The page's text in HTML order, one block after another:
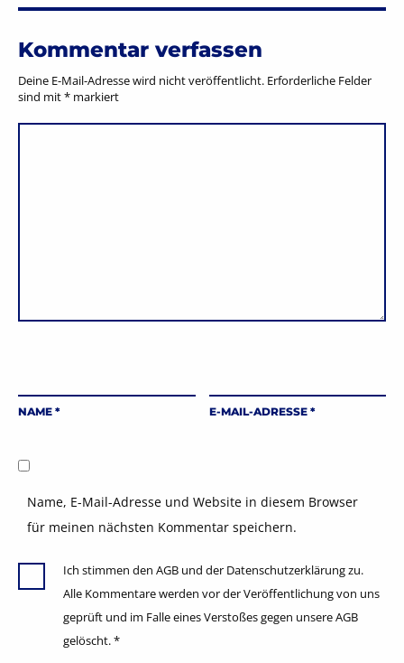
Kommentar verfassen
Deine E-Mail-Adresse wird nicht veröffentlicht. Erforderliche Felder
sind mit* markiert
NAME * E-MAIL-ADRESSE *
Name, E-Mail-Adresse und Website in diesem Browser
für meinen nächsten Kommentar speichern.
Ich stimmen den AGB und der Datenschutzerklärung zu.
Alle Kommentare werden vor der Veröffentlichung von uns
geprüft und im Falle eines Verstoßes gegen unsere AGB
gelöscht.*